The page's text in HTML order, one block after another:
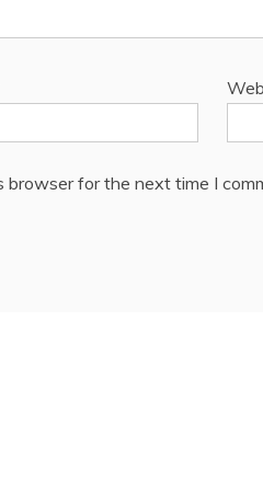
browser for the next time I